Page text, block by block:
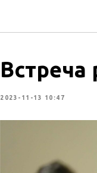
Встреча
2023-11-13 10:47